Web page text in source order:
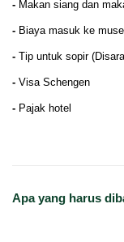
- Makan siang dan
- Biaya masuk ke
- Tip untuk sopir
- Visa Schengen
- Pajak hotel
Apa yang harus